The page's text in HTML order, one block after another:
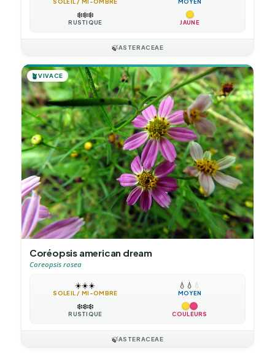
SOLEIL / MI-OMBRE MOYEN
❄️❄️❄️
RUSTIQUE JAUNE
🍃ASTERACEAE
🪴VIVACE
Coréopsis american dream
Coreopsis rosea
☀️☀️☀️
SOLEIL / MI-OMBRE
💧 💧 💧
MOYEN
❄️❄️❄️
RUSTIQUE COULEURS
🍃ASTERACEAE